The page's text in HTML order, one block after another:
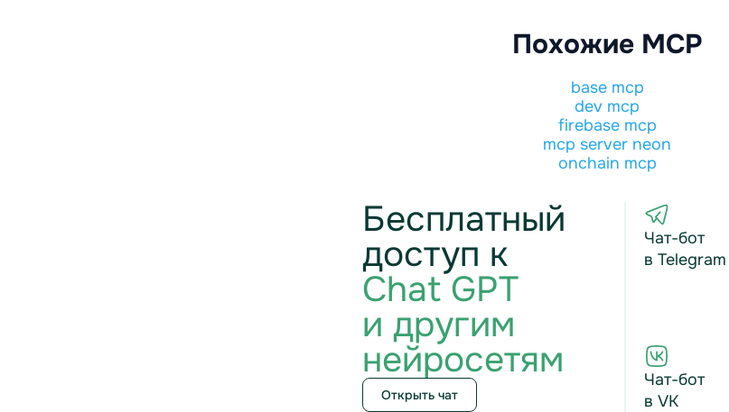
Похожие MCP
base mcp
dev mcp
firebase mcp
mcp server neon
onchain mcp
Бесплатный
доступ к
Chat GPT
и другим
нейросетям
Открыть чат
Чат-бот
в Telegram
Чат-бот
в VK